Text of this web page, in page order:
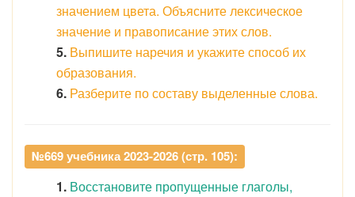
значением цвета. Объясните лексическое
значение и правописание этих слов.
5. Выпишите наречия и укажите способ их
образования.
6. Разберите по составу выделенные слова.
№669 учебника 2023-2026 (стр. 105):
1. Восстановите пропущенные глаголы,